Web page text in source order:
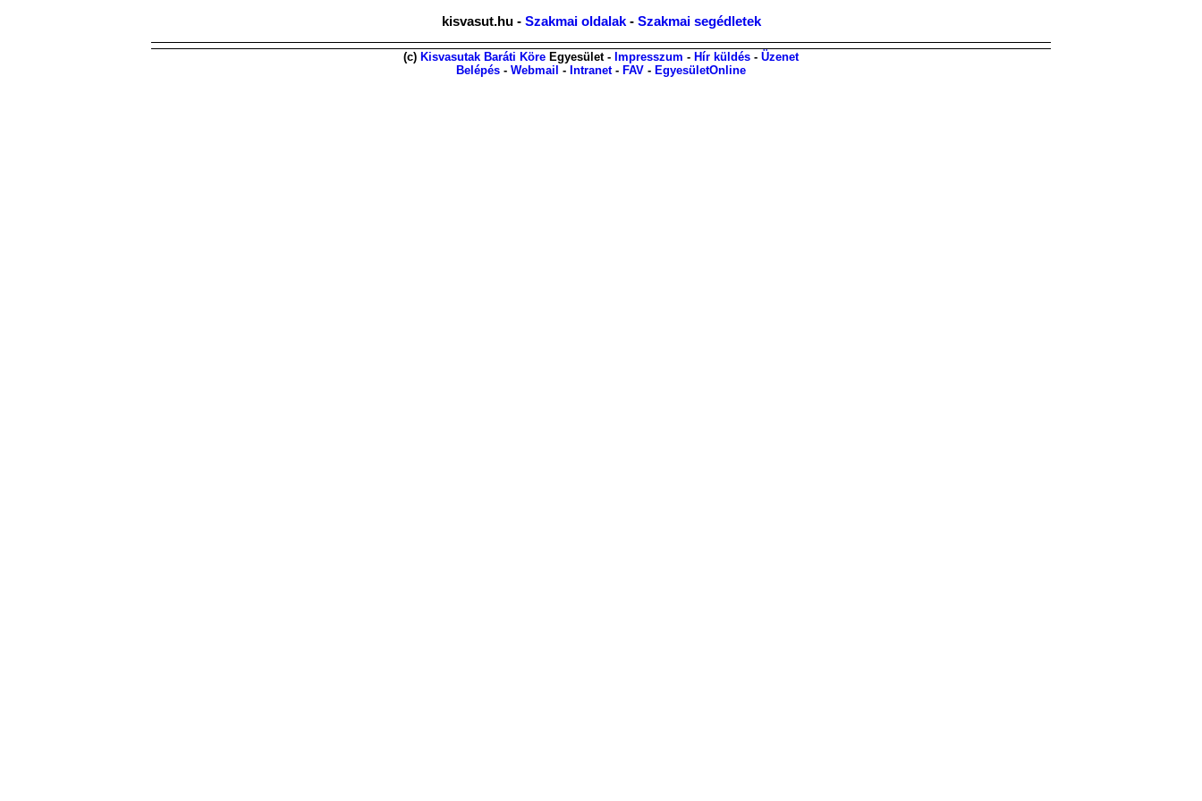
kisvasut.hu - Szakmai oldalak- Szakmai segédletek
(c) Kisvasutak Baráti Köre Egyesület - Impresszum - Hír küldés - Üzenet
Belépés - Webmail - Intranet- FAV - EgyesületOnline